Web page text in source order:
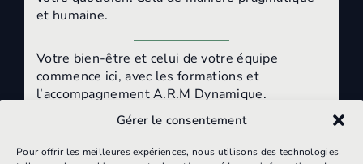
Gérer le consentement
Pour offrir les meilleures expériences, nous utilisons des technologies
et humaine.
Votre bien-être et celui de votre équipe
commence ici, avec les formations et
l’accompagnement A.R.M Dynamique.
connaissance